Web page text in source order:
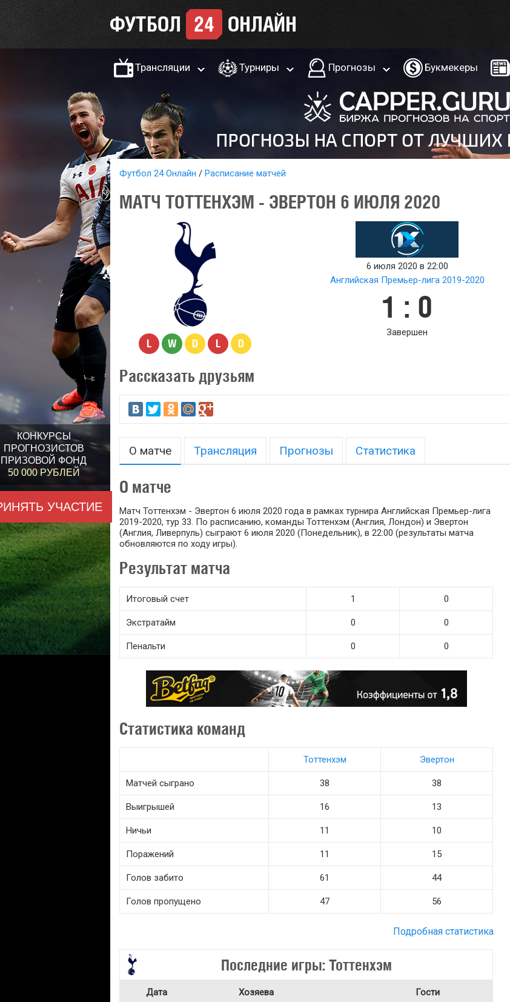
КОНКУРСЫ
ПРОГНОЗИСТОВ
ПРИЗОВОЙ ФОНД
50 000 РУБЛЕЙ
УЧАСТИЕ
Трансляции Турниры Прогнозы Букмекеры
Футбол 24 Онлайн Расписание матчей
МАТЧ ТОТТЕНХЭМ - ЭВЕРТОН 6 ИЮЛЯ 2020
L W D L D
6 июля 2020 в 22:00
Английская Премьер-лига 2019-2020
1 : 0
Завершен
Рассказать друзьям
О матче Трансляция Прогнозы Статистика
О матче
Матч Тоттенхэм - Эвертон 6 июля 2020 года в рамках турнира Английская Премьер-лига
2019-2020, тур 33. По расписанию, команды Тоттенхэм (Англия, Лондон) и Эвертон
(Англия, Ливерпуль) сыграют 6 июля 2020 (Понедельник), в 22:00 (результаты матча
обновляются по ходу игры).
Результат матча
Итоговый счет 1 0
Экстратайм 0 0
Пенальти 0 0
Статистика команд
Тоттенхэм Эвертон
Матчей сыграно 38 38
Выигрышей 16 13
Ничьи 11 10
Поражений 11 15
Голов забито 61 44
Голов пропущено 47 56
Подробная статистика
Последние игры: Тоттенхэм
Дата Хозяева Гости